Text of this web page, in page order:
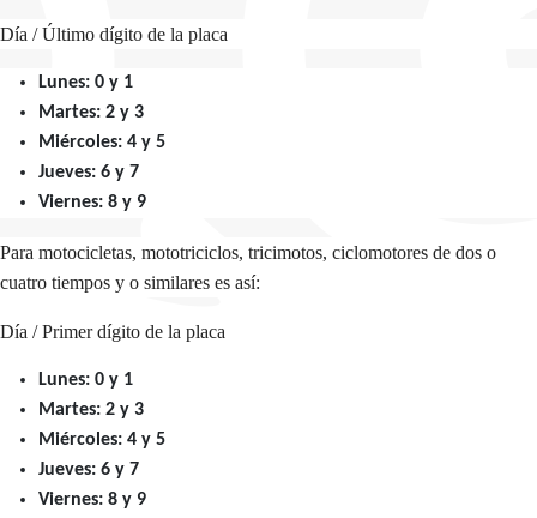
Día / Último dígito de la placa
Lunes: 0 y 1
Martes: 2 y 3
Miércoles: 4 y 5
Jueves: 6 y 7
Viernes: 8 y 9
Para motocicletas, mototriciclos, tricimotos, ciclomotores de dos o
cuatro tiempos y o similares es así:
Día / Primer dígito de la placa
Lunes: 0 y 1
Martes: 2 y 3
Miércoles: 4 y 5
Jueves: 6 y 7
Viernes: 8 y 9